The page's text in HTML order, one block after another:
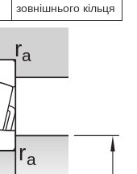
зовнішнього кільця